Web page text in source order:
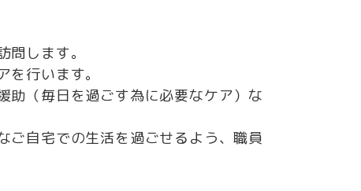
します。
⾏います。
助（毎日を過ごす為に必要なケア）な
ご自宅での生活を過ごせるよう、職員